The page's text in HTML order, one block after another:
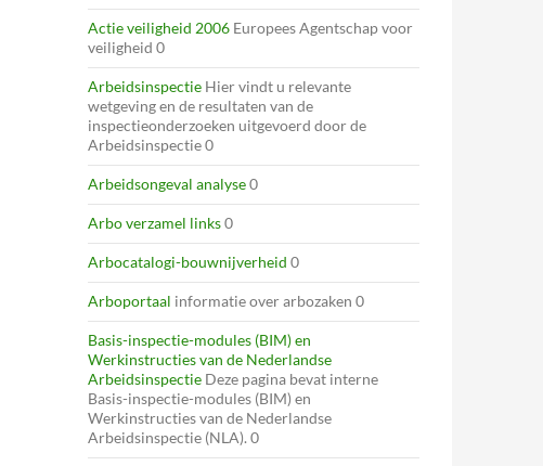
Actie veiligheid 2006 Europees Agentschap voor
veiligheid 0
Arbeidsinspectie Hier vindt u relevante
wetgeving en de resultaten van de
inspectieonderzoeken uitgevoerd door de
Arbeidsinspectie 0
Arbeidsongeval analyse0
Arbo verzamel links0
Arbocatalogi-bouwnijverheid 0
Arboportaal informatie over arbozaken 0
Basis-inspectie-modules (BIM) en
Werkinstructies van de Nederlandse
Arbeidsinspectie Deze pagina bevat interne
Basis-inspectie-modules (BIM) en
Werkinstructies van de Nederlandse
Arbeidsinspectie (NLA). 0